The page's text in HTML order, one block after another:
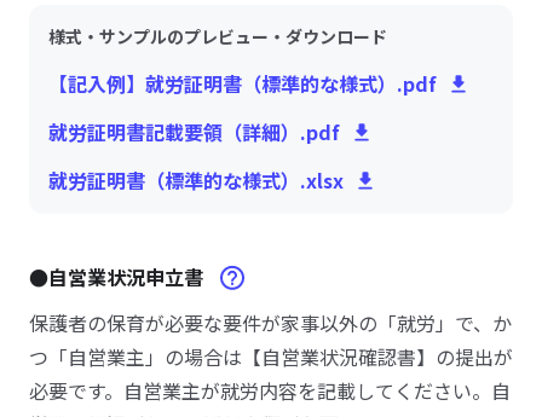
様式・サンプルのプレビュー・ダウンロード
【記入例】就労証明書（標準的な様式）.pdf
就労証明書記載要領（詳細）.pdf
就労証明書（標準的な様式）.xlsx
●自営業状況申立書
保護者の保育が必要な要件が家事以外の「就労」で、か
つ「自営業主」の場合は【自営業状況確認書】の提出が
必要です。自営業主が就労内容を記載してください。自